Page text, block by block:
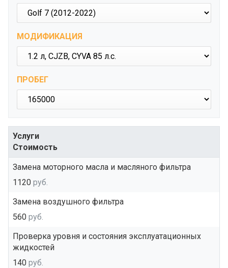
МОДИФИКАЦИЯ
ПРОБЕГ
Услуги
Стоимость
Замена моторного масла и масляного фильтра
1120 руб.
Замена воздушного фильтра
560 руб.
Проверка уровня и состояния эксплуатационных
жидкостей
140 руб.